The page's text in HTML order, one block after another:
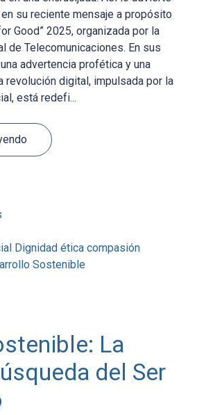
su reciente mensaje a propósito
Good” 2025, organizada por la
de Telecomunicaciones. En sus
advertencia profética y una
revolución digital, impulsada por la
está redefi...
Dignidad ética compasión
Sostenible
La
del Ser